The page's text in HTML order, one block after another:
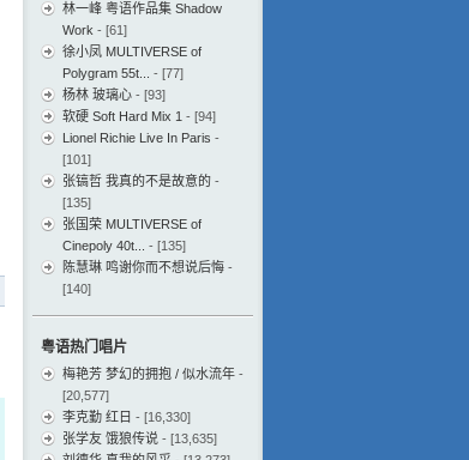
林一峰 粤语作品集 Shadow
Work - [61]
徐小凤 MULTIVERSE of
Polygram 55t...
- [77]
杨林 玻璃心 - [93]
软硬 Soft Hard Mix 1 - [94]
Lionel Richie Live In Paris -
[101]
张镐哲 我真的不是故意的 -
[135]
张国荣 MULTIVERSE of
Cinepoly 40t...
- [135]
陈慧琳 鸣谢你而不想说后悔 -
[140]
粤语热门唱片
梅艳芳 梦幻的拥抱 / 似水流年 -
[20,577]
李克勤 红日 - [16,330]
张学友 饿狼传说 - [13,635]